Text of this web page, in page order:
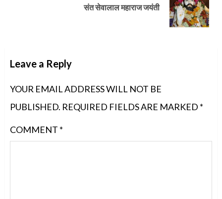
संत सेवालाल महाराज जयंती
Leave a Reply
YOUR EMAIL ADDRESS WILL NOT BE
PUBLISHED. REQUIRED FIELDS ARE MARKED *
COMMENT *